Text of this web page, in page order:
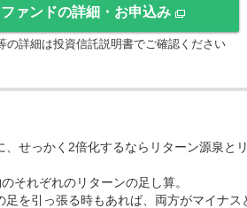
ファンドの詳細・お申込み
の詳細は投資信託説明書でご確認ください
せっかく2倍化するならリターン源泉と
それぞれのリターンの足し算。
を引っ張る時もあれば、両方がマイナス